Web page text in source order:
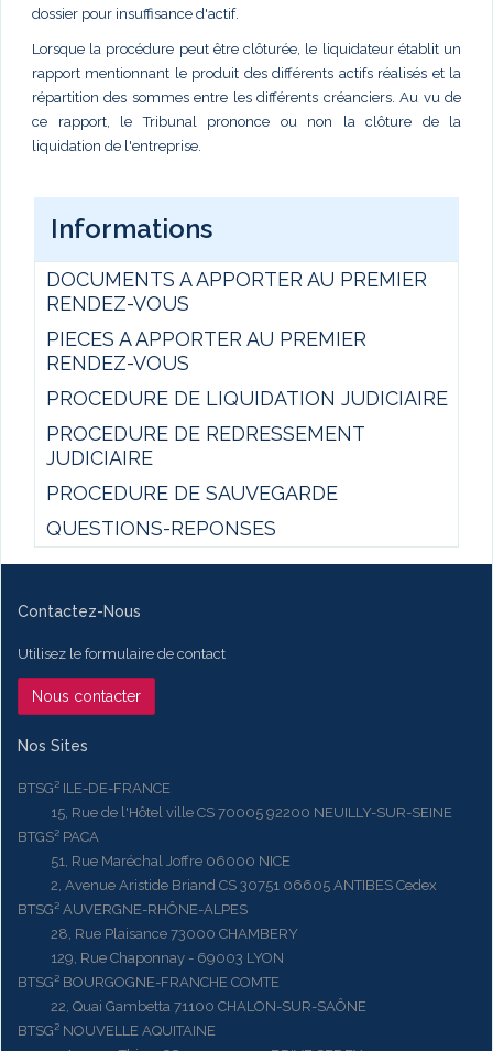
dossier pour insuffisance d'actif.
Lorsque la procédure peut être clôturée, le liquidateur établit un
rapport mentionnant le produit des différents actifs réalisés et la
répartition des sommes entre les différents créanciers. Au vu de
ce rapport, le Tribunal prononce ou non la clôture de la
liquidation de l'entreprise.
Informations
DOCUMENTS A APPORTER AU PREMIER
RENDEZ-VOUS
PIECES A APPORTER AU PREMIER
RENDEZ-VOUS
PROCEDURE DE LIQUIDATION JUDICIAIRE
PROCEDURE DE REDRESSEMENT
JUDICIAIRE
PROCEDURE DE SAUVEGARDE
QUESTIONS-REPONSES
Contactez-Nous
Utilisez le formulaire de contact
Nous contacter
Nos Sites
BTSG² ILE-DE-FRANCE
15, Rue de l'Hôtel ville CS 70005 92200 NEUILLY-SUR-SEINE
BTGS² PACA
51, Rue Maréchal Joffre 06000 NICE
2, Avenue Aristide Briand CS 30751 06605 ANTIBES Cedex
BTSG² AUVERGNE-RHÔNE-ALPES
28, Rue Plaisance 73000 CHAMBERY
129, Rue Chaponnay - 69003 LYON
BTSG² BOURGOGNE-FRANCHE COMTE
22, Quai Gambetta 71100 CHALON-SUR-SAÔNE
BTSG² NOUVELLE AQUITAINE